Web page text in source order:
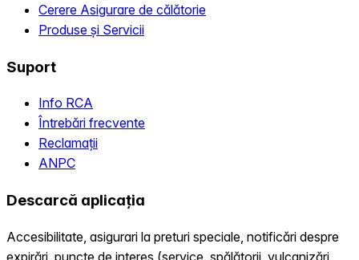
Cerere Asigurare de călătorie
Produse și Servicii
Suport
Info RCA
Întrebări frecvente
Reclamații
ANPC
Descarcă aplicația
Accesibilitate, asigurari la preturi speciale, notificări despre
expirări, puncte de interes (service, spălătorii, vulcanizări,